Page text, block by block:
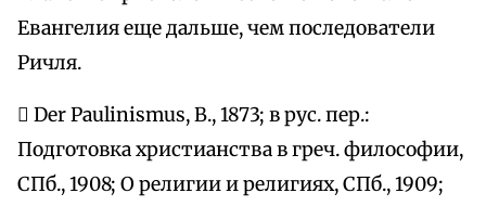
Евангелия еще дальше, чем последователи
Ричля.
 Der Paulinismus, В., 1873; в рус. пер.:
Подготовка христианства в греч. философии,
СПб., 1908; О религии и религиях, СПб., 1909;